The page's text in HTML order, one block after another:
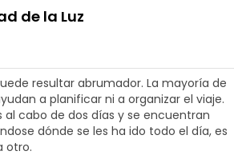
de la Luz
resultar abrumador. La mayoría de
a planificar ni a organizar el viaje.
cabo de dos días y se encuentran
dónde se les ha ido todo el día, es
otro.